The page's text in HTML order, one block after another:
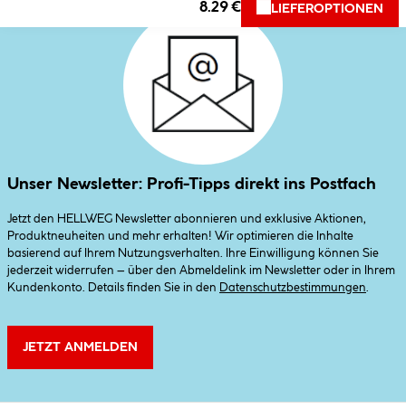
8.29 € LIEFEROPTIONEN
Unser Newsletter: Profi-Tipps direkt ins Postfach
Jetzt den HELLWEG Newsletter abonnieren und exklusive Aktionen,
Produktneuheiten und mehr erhalten! Wir optimieren die Inhalte
basierend auf Ihrem Nutzungsverhalten. Ihre Einwilligung können Sie
jederzeit widerrufen – über den Abmeldelink im Newsletter oder in Ihrem
Kundenkonto. Details finden Sie in den
Datenschutzbestimmungen
JETZT ANMELDEN